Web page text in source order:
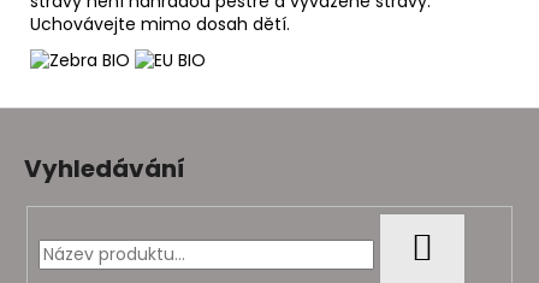
Uchovávejte mimo dosah dětí.
Z
Vyhledávání